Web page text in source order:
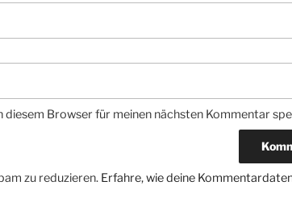
diesem Browser für meinen nächsten Kommentar
zu reduzieren. Erfahre, wie deine